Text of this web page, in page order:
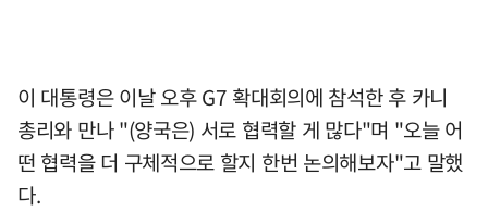
이 대통령은 이날 오후 G7 확대회의에 참석한 후 카니
총리와 만나 "(양국은) 서로 협력할 게 많다"며 "오늘 어
떤 협력을 더 구체적으로 할지 한번 논의해보자"고 말했
다.